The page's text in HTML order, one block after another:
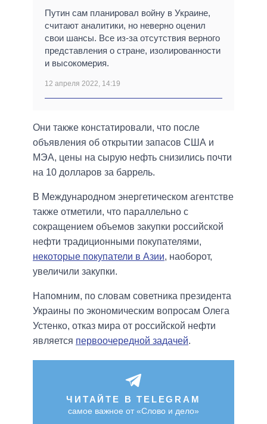
Путин сам планировал войну в Украине,
считают аналитики, но неверно оценил
свои шансы. Все из-за отсутствия верного
представления о стране, изолированности
и высокомерия.
12 апреля 2022, 14:19
Они также констатировали, что после
объявления об открытии запасов США и
МЭА, цены на сырую нефть снизились почти
на 10 долларов за баррель.
В Международном энергетическом агентстве
также отметили, что параллельно с
сокращением объемов закупки российской
нефти традиционными покупателями,
некоторые покупатели в Азии, наоборот,
увеличили закупки.
Напомним, по словам советника президента
Украины по экономическим вопросам Олега
Устенко, отказ мира от российской нефти
является первоочередной задачей.
ЧИТАЙТЕ В TELEGRAM
самое важное от «Слово и дело»